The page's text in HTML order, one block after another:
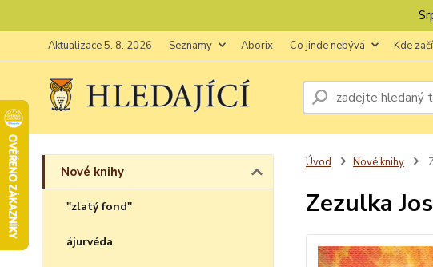
Aktualizace 5. 8. 2026 Seznamy Aborix Co jinde nebývá Kde
Nové knihy
"zlatý fond"
ájurvéda
Úvod Nové knihy
Zezulka